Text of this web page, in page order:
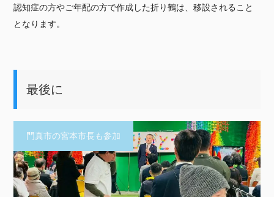
認知症の方やご年配の方で作成した折り鶴は、移設されること
となります。
最後に
門真市の宮本市長も参加